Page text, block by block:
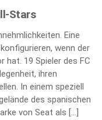
Stars
Eine
wenn der
hat. 19 Spieler des FC
ihren
In einem speziell
des spanischen
von Seat als […]